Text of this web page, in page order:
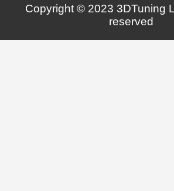
Copyright © 2023 3DTuning
reserved